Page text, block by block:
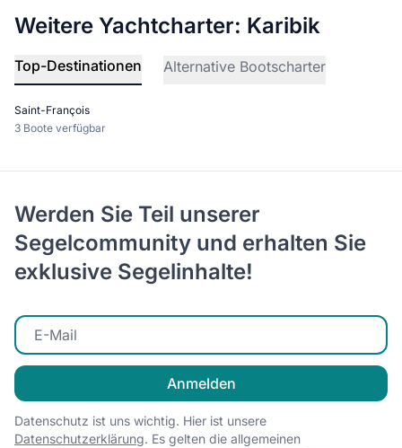
Weitere Yachtcharter: Karibik
Top-Destinationen Alternative Bootscharter
Saint-François
3 Boote verfügbar
Werden Sie Teil unserer
Segelcommunity und erhalten Sie
exklusive Segelinhalte!
E-Mail eingeben
Anmelden
Datenschutz ist uns wichtig. Hier ist unsere
Datenschutzerklärung. Es gelten die allgemeinen